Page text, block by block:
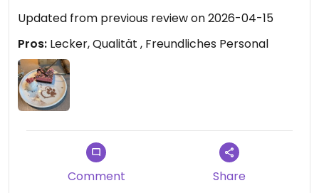
Updated from previous review on 2026-04-15
Pros: Lecker, Qualität , Freundliches Personal
Comment Share